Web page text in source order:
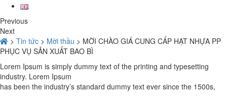
Previous
Next
> Tin tức > Mời thầu > MỜI CHÀO GIÁ CUNG CẤP HẠT NHỰA PP
PHỤC VỤ SẢN XUẤT BAO BÌ
Lorem Ipsum is simply dummy text of the printing and typesetting
industry. Lorem Ipsum
has been the industry’s standard dummy text ever since the 1500s,